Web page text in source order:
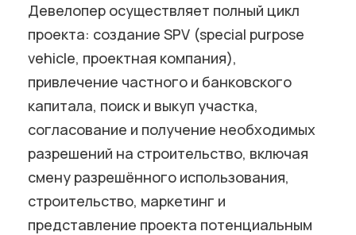
Девелопер осуществляет полный цикл
проекта: создание SPV (special purpose
vehicle, проектная компания),
привлечение частного и банковского
капитала, поиск и выкуп участка,
согласование и получение необходимых
разрешений на строительство, включая
смену разрешённого использования,
строительство, маркетинг и
представление проекта потенциальным